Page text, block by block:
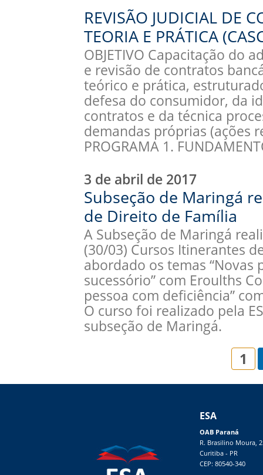
REVISÃO JUDICIAL DE
TEORIA E PRÁTICA
OBJETIVO Capacitação do
e revisão de contratos
teórico e prática,
defesa do consumidor, da
contratos e da técnica
demandas próprias (ações
PROGRAMA 1.
3 de abril de 2017
Subseção de Maringá
de Direito de Família
A Subseção de Maringá
(30/03) Cursos Itinerantes
abordado os temas
sucessório” com Eroulths
pessoa com deficiência”
O curso foi realizado pela
subseção de Maringá.
1
ESA
OAB Paraná
R. Brasilino Moura,
Curitiba - PR
CEP: 80540-340